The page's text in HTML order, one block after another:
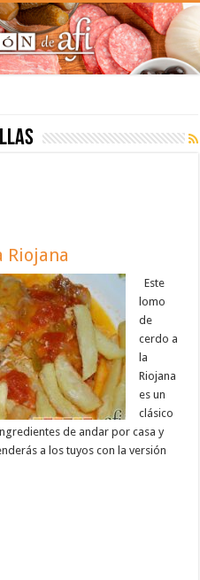
Riojana
Este
lomo
de
cerdo a
la
Riojana
es un
clásico
de andar por casa y
a los tuyos con la versión